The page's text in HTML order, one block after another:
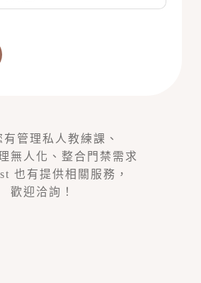
管理私人教練課、
無人化、整合門禁需求
也有提供相關服務，
歡迎洽詢！